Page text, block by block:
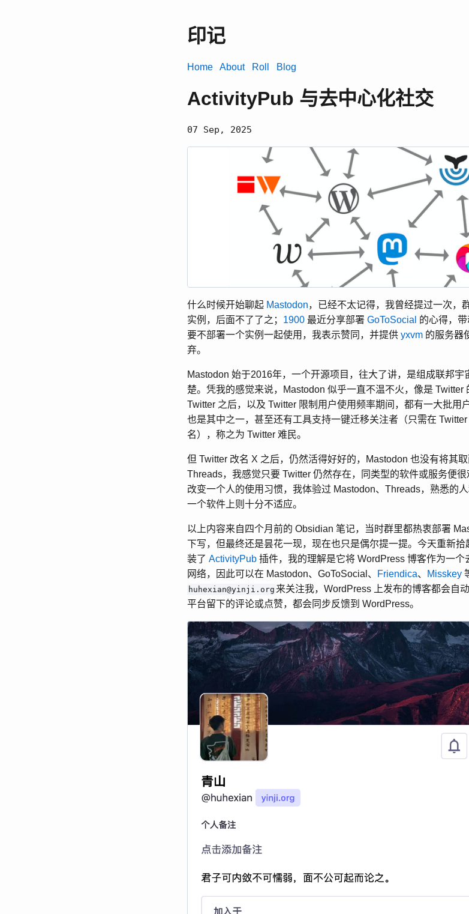
印记
Home About Roll Blog
ActivityPub 与去中心化社交
07 Sep, 2025
什么时候开始聊起 Mastodon，已经不太记得，我曾经提过一次，
实例，后面不了了之； 1900 最近分享部署 GoToSocial 的心得，
要不部署一个实例一起使用，我表示赞同，并提供 yxvm 的服务器
弃。
Mastodon 始于2016年，一个开源项目，往大了讲，是组成联邦
楚。凭我的感觉来说，Mastodon 似乎一直不温不火，像是 Twitter
Twitter 之后，以及 Twitter 限制用户使用频率期间，都有一大批用
也是其中之一，甚至还有工具支持一键迁移关注者（只需在
名），称之为 Twitter 难民。
但 Twitter 改名 X 之后，仍然活得好好的，Mastodon 也没有将其
Threads，我感觉只要 Twitter 仍然存在，同类型的软件或服务便
改变一个人的使用习惯，我体验过 Mastodon、Threads，熟悉的
一个软件上则十分不适应。
以上内容来自四个月前的 Obsidian 笔记，当时群里都热衷部署
下写，但最终还是昙花一现，现在也只是偶尔提一提。今天重新
装了 ActivityPub 插件，我的理解是它将 WordPress 博客作为一
网络，因此可以在 Mastodon、GoToSocial、
Friendica、 Misskey
huhexian@yinji.org 来关注我，WordPress 上发布的博客都会自
平台留下的评论或点赞，都会同步反馈到 WordPress。